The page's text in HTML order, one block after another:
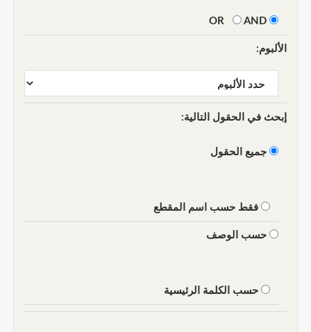
AND
الألبوم:
إبحث في الحقول التالية:
جميع الحقول
فقط حسب اسم المقطع
حسب الوصف
حسب الكلمة الرئيسية